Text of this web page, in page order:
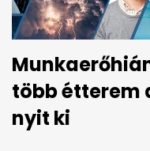
több étterem
nyit ki